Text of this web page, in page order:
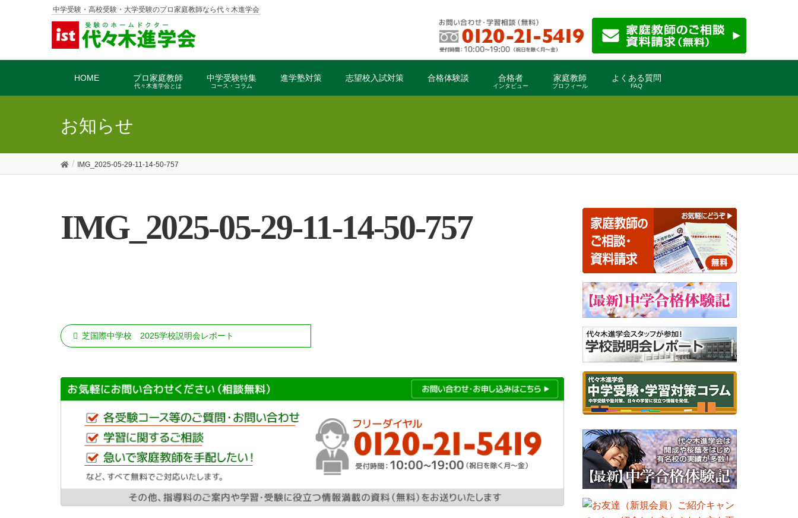
中学受験・高校受験・大学受験のプロ家庭教師なら代々木進学会
HOME プロ家庭教師
代々木進学会とは
中学受験特集
コース・コラム
進学塾対策 志望校入試対策 合格体験談 合格者
インタビュー
家庭教師
プロフィール
よくある質問
FAQ
お知らせ
IMG_2025-05-29-11-14-50-757
IMG_2025-05-29-11-14-50-757
芝国際中学校 2025学校説明会レポート